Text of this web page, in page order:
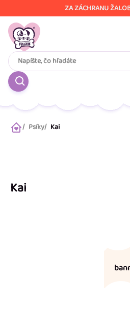
na
obsah
ZA ZÁCHRANU
DomovPsíky Kai
Kai